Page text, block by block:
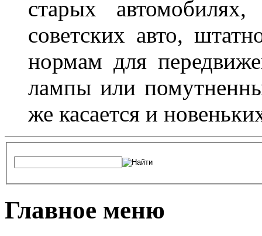
старых
советских авто,
нормам для
лампы или
же касается и
Главное меню